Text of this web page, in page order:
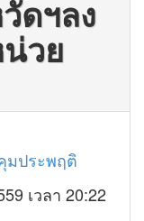
ดฯลง
วย
มประพฤติ
เวลา 20:22